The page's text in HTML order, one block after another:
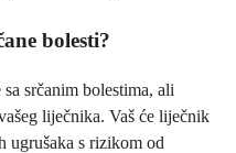
bolesti?
srčanim bolestima, ali
liječnika. Vaš će liječnik
ugrušaka s rizikom od